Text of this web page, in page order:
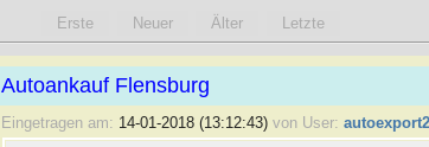
Erste Neuer Älter Letzte
Autoankauf Flensburg
Eingetragen am: 14-01-2018 (13:12:43) von User: